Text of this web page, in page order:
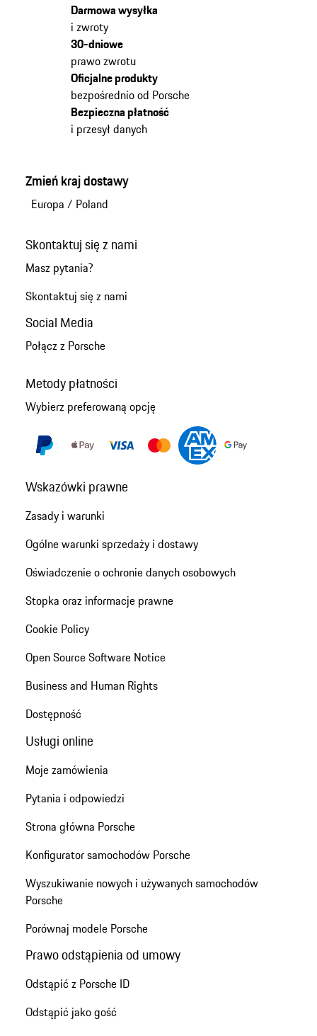
Darmowa wysyłka
i zwroty
30-dniowe
prawo zwrotu
Oficjalne produkty
bezpośrednio od Porsche
Bezpieczna płatność
i przesył danych
Zmień kraj dostawy
Europa / Poland
Skontaktuj się z nami
Masz pytania?
Skontaktuj się z nami
Social Media
Połącz z Porsche
Metody płatności
Wybierz preferowaną opcję
Wskazówki prawne
Zasady i warunki
Ogólne warunki sprzedaży i dostawy
Oświadczenie o ochronie danych osobowych
Stopka oraz informacje prawne
Cookie Policy
Open Source Software Notice
Business and Human Rights
Dostępność
Usługi online
Moje zamówienia
Pytania i odpowiedzi
Strona główna Porsche
Konfigurator samochodów Porsche
Wyszukiwanie nowych i używanych samochodów
Porsche
Porównaj modele Porsche
Prawo odstąpienia od umowy
Odstąpić z Porsche ID
Odstąpić jako gość